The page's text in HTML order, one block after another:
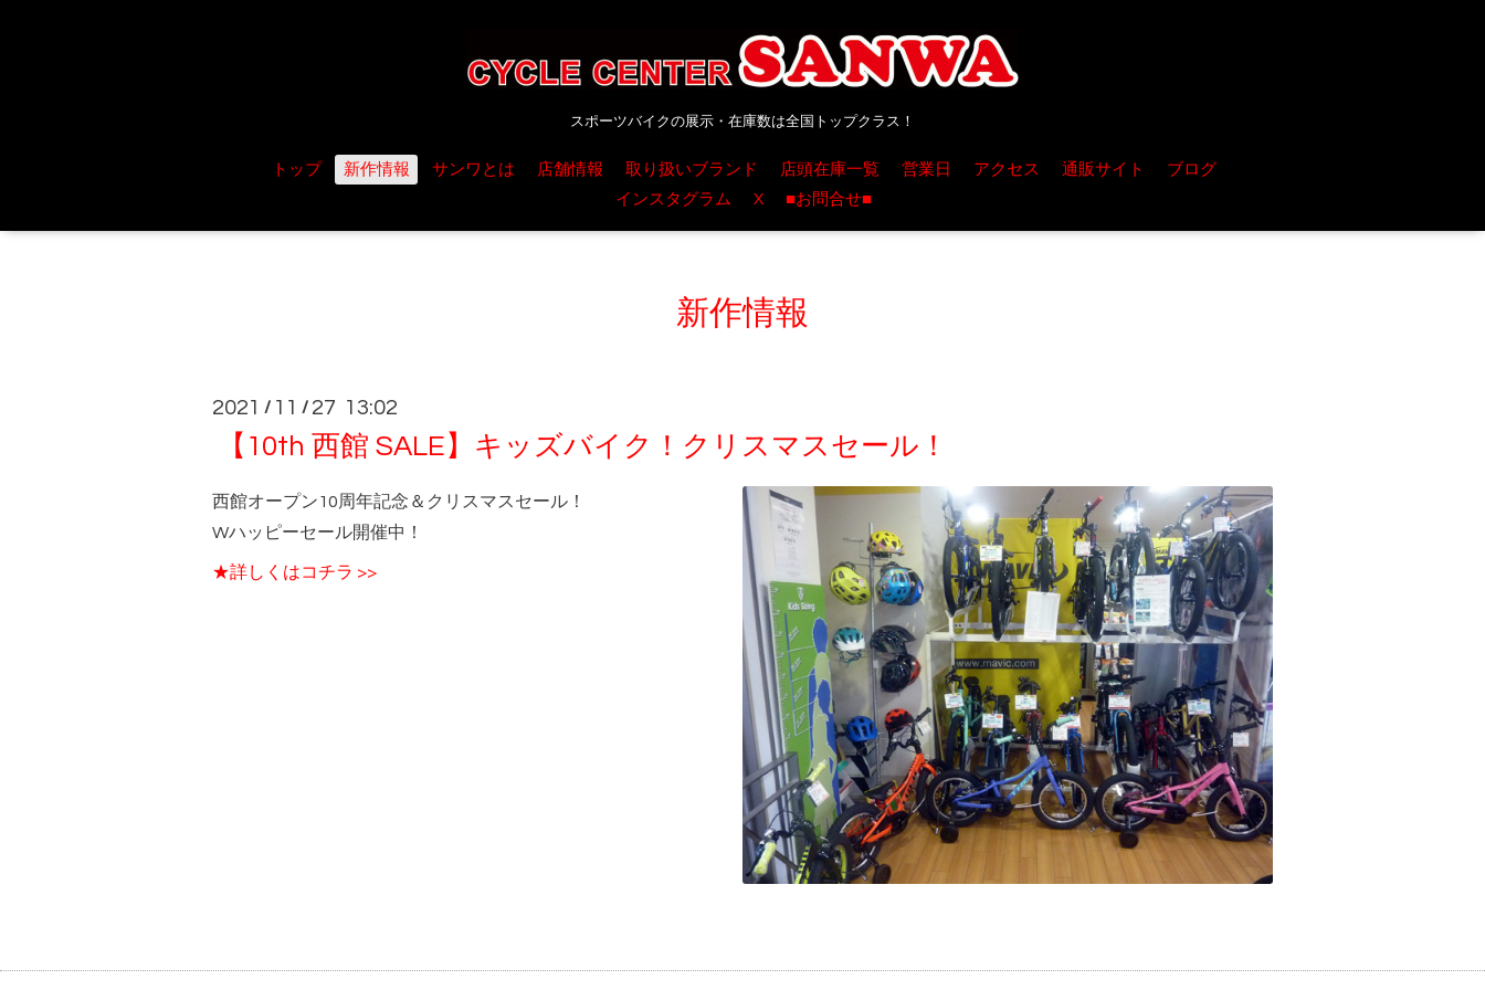
スポーツバイクの展示・在庫数は全国トップクラス！
トップ 新作情報 サンワとは 店舗情報 取り扱いブランド 店頭在庫一覧 営業日 アクセス 通販サイト
ブログ
インスタグラム
X ■お問合せ■
新作情報
2021 / 11 / 27 13:02
【10th 西館 SALE】キッズバイク！クリスマスセール！
西館オープン10周年記念＆クリスマスセール！
Wハッピーセール開催中！
★詳しくはコチラ >>